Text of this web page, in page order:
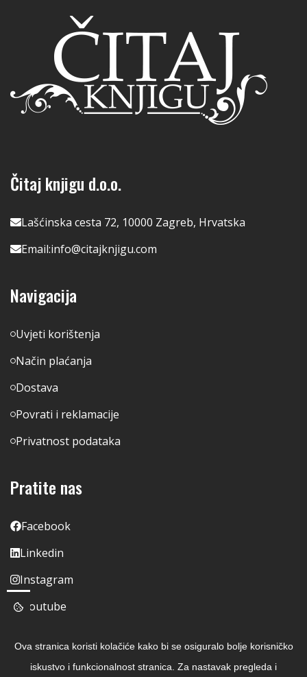
Čitaj knjigu d.o.o.
Lašćinska cesta 72, 10000 Zagreb, Hrvatska
Email:info@citajknjigu.com
Navigacija
Uvjeti korištenja
Način plaćanja
Dostava
Povrati i reklamacije
Privatnost podataka
Pratite nas
Facebook
Linkedin
Instagram
Youtube
Ova stranica koristi kolačiće kako bi se osiguralo bolje korisničko
iskustvo i funkcionalnost stranica. Za nastavak pregleda i